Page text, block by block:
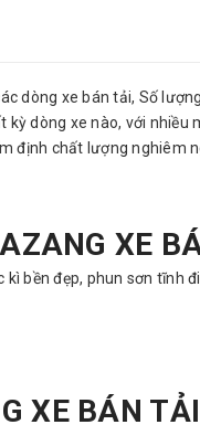
dòng xe bán tải, Số
kỳ dòng xe nào, với
định chất lượng nghiêm
XE
bền đẹp, phun sơn tĩnh
XE BÁN